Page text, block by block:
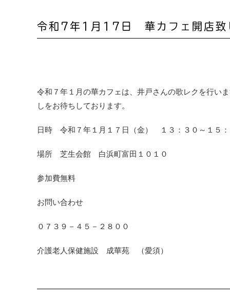
令和7年1月17日 華カフェ開店致
令和７年１月の華カフェは、井戸さんの歌レクを行い
しをお待ちしております。
日時 令和７年１月１７日（金） １３：３０～１５
場所 芝生会館 白浜町富田１０１０
参加費無料
お問い合わせ
０７３９－４５－２８００
介護老人保健施設 成華苑 （愛須）